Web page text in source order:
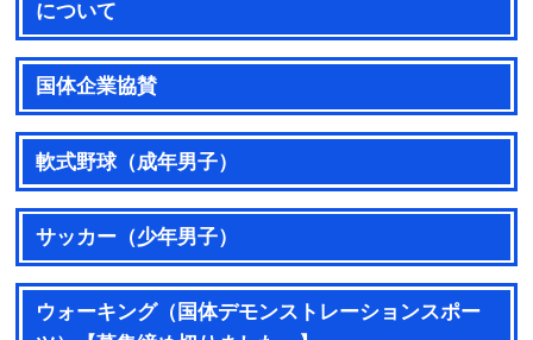
について
国体企業協賛
軟式野球（成年男子）
サッカー（少年男子）
ウォーキング（国体デモンストレーションスポー